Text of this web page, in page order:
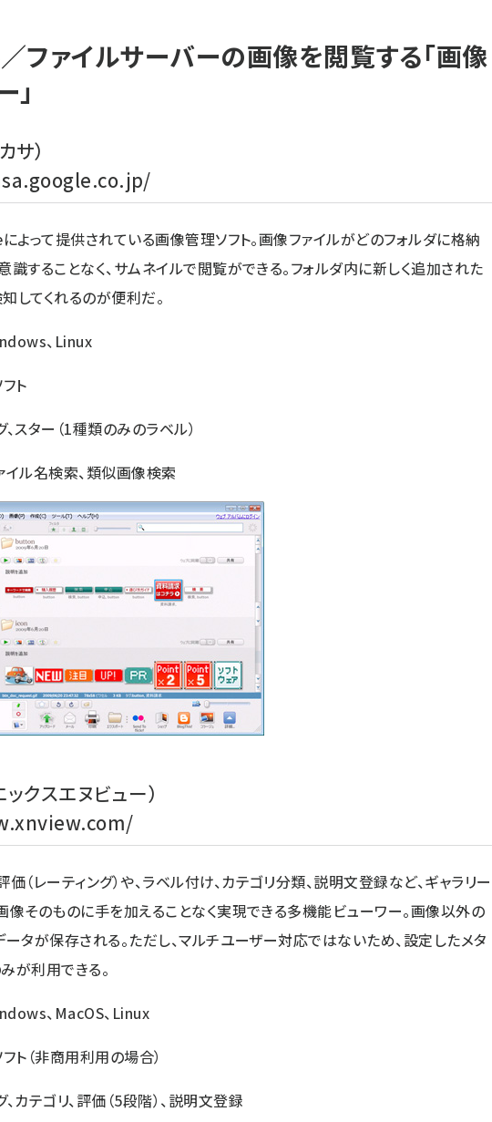
ファイルサーバーの画像を閲覧する「画像
」
サ）
よって提供されている画像管理ソフト。画像ファイルがどのフォルダに格納
識することなく、サムネイルで閲覧ができる。フォルダ内に新しく追加された
してくれるのが便利だ。
、Linux
ト
、スター（1種類のみのラベル）
イル名検索、類似画像検索
ックスエヌビュー）
（レーティング）や、ラベル付け、カテゴリ分類、説明文登録など、ギャラリー
像そのものに手を加えることなく実現できる多機能ビューワー。画像以外の
ータが保存される。ただし、マルチユーザー対応ではないため、設定したメタ
が利用できる。
、MacOS、Linux
ト（非商用利用の場合）
、カテゴリ、評価（5段階）、説明文登録